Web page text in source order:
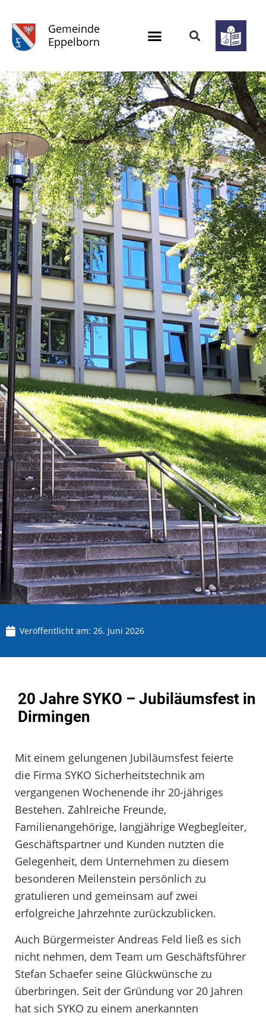
Gemeinde
Eppelborn
Veröffentlicht am: 26. Juni 2026
20 Jahre SYKO – Jubiläumsfest in
Dirmingen
Mit einem gelungenen Jubiläumsfest feierte
die Firma SYKO Sicherheitstechnik am
vergangenen Wochenende ihr 20-jähriges
Bestehen. Zahlreiche Freunde,
Familienangehörige, langjährige Wegbegleiter,
Geschäftspartner und Kunden nutzten die
Gelegenheit, dem Unternehmen zu diesem
besonderen Meilenstein persönlich zu
gratulieren und gemeinsam auf zwei
erfolgreiche Jahrzehnte zurückzublicken.
Auch Bürgermeister Andreas Feld ließ es sich
nicht nehmen, dem Team um Geschäftsführer
Stefan Schaefer seine Glückwünsche zu
überbringen. Seit der Gründung vor 20 Jahren
hat sich SYKO zu einem anerkannten